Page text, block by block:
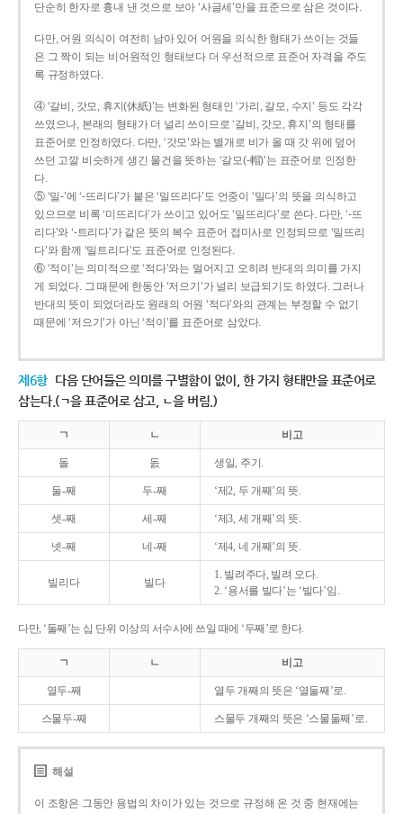
단순히 한자로 흉내 낸 것으로 보아 ‘사글세’만을 표준으로 삼은 것이다.
다만, 어원 의식이 여전히 남아 있어 어원을 의식한 형태가 쓰이는 것들
은 그 짝이 되는 비어원적인 형태보다 더 우선적으로 표준어 자격을 주도
록 규정하였다.
④ ‘갈비, 갓모, 휴지(休紙)’는 변화된 형태인 ‘가리, 갈모, 수지’ 등도 각각
쓰였으나, 본래의 형태가 더 널리 쓰이므로 ‘갈비, 갓모, 휴지’의 형태를
표준어로 인정하였다. 다만, ‘갓모’와는 별개로 비가 올 때 갓 위에 덮어
쓰던 고깔 비슷하게 생긴 물건을 뜻하는 ‘갈모(-帽)’는 표준어로 인정한
다.
⑤ ‘밀-’에 ‘-뜨리다’가 붙은 ‘밀뜨리다’도 언중이 ‘밀다’의 뜻을 의식하고
있으므로 비록 ‘미뜨리다’가 쓰이고 있어도 ‘밀뜨리다’로 쓴다. 다만, ‘-뜨
리다’와 ‘-트리다’가 같은 뜻의 복수 표준어 접미사로 인정되므로 ‘밀뜨리
다’와 함께 ‘밀트리다’도 표준어로 인정된다.
⑥ ‘적이’는 의미적으로 ‘적다’와는 멀어지고 오히려 반대의 의미를 가지
게 되었다. 그 때문에 한동안 ‘저으기’가 널리 보급되기도 하였다. 그러나
반대의 뜻이 되었더라도 원래의 어원 ‘적다’와의 관계는 부정할 수 없기
때문에 ‘저으기’가 아닌 ‘적이’를 표준어로 삼았다.
제6항 다음 단어들은 의미를 구별함이 없이, 한 가지 형태만을 표준어로
삼는다.(ㄱ을 표준어로 삼고, ㄴ을 버림.)
ㄱ ㄴ 비고
돌 돐 생일, 주기.
둘-째 두-째 ‘제2, 두 개째’의 뜻.
셋-째 세-째 ‘제3, 세 개째’의 뜻.
넷-째 네-째 ‘제4, 네 개째’의 뜻.
빌리다 빌다
1. 빌려주다, 빌려 오다.
2. ‘용서를 빌다’는 ‘빌다’임.
다만, ‘둘째’는 십 단위 이상의 서수사에 쓰일 때에 ‘두째’로 한다.
ㄱ ㄴ 비고
열두-째 열두 개째의 뜻은 ‘열둘째’로.
스물두-째 스물두 개째의 뜻은 ‘스물둘째’로.
해설
이 조항은 그동안 용법의 차이가 있는 것으로 규정해 온 것 중 현재에는